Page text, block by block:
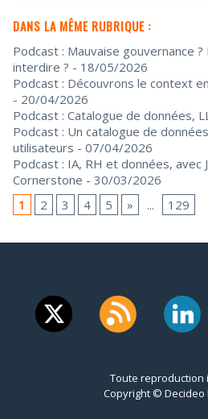
DANS LA MÊME RUBRIQUE :
Podcast : Mauvaise gouvernance
interdire ? - 18/05/2026
Podcast : Découvrons le context
- 20/04/2026
Podcast : Catalogue de données,
Podcast : Un catalogue de
utilisateurs - 07/04/2026
Podcast : IA, RH et données, avec
Cornerstone - 30/03/2026
1
2 3 4 5 » ... 129
Toute reproduction
Copyright © Decideo